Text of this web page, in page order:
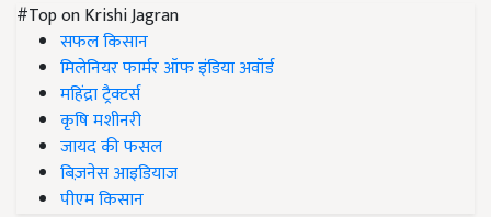
#Top on Krishi Jagran
सफल किसान
मिलेनियर फार्मर ऑफ इंडिया अवॉर्ड
महिंद्रा ट्रैक्टर्स
कृषि मशीनरी
जायद की फसल
बिज़नेस आइडियाज
पीएम किसान